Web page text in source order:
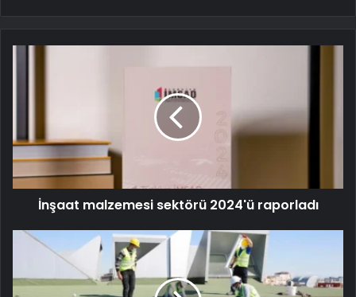
İnşaat malzemesi sektörü 2024'ü raporladı